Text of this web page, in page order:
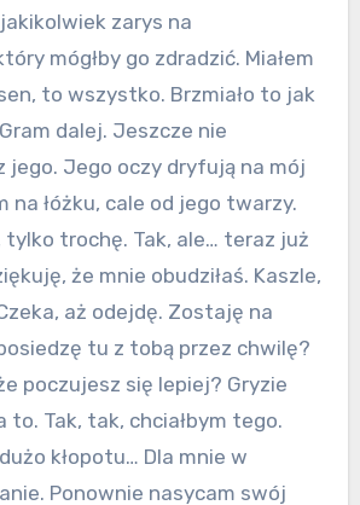
zarys na
mógłby go zdradzić. Miałem
to wszystko. Brzmiało to jak
dalej. Jeszcze nie
jego. Jego oczy dryfują na mój
na łóżku, cale od jego twarzy.
tylko trochę. Tak, ale… teraz już
że mnie obudziłaś. Kaszle,
aż odejdę. Zostaję na
tu z tobą przez chwilę?
poczujesz się lepiej? Gryzie
to. Tak, tak, chciałbym tego.
kłopotu… Dla mnie w
Ponownie nasycam swój